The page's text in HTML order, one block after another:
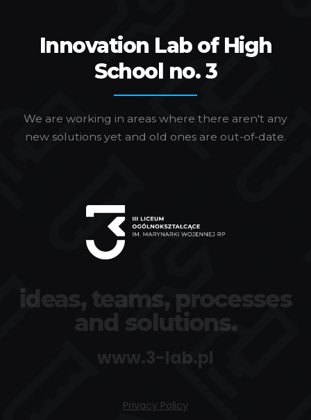
Innovation Lab of High
School no. 3
We are working in areas where there aren't any
new solutions yet and old ones are out-of-date.
ideas, teams, processes
and solutions.
www.3-lab.pl
Privacy Policy